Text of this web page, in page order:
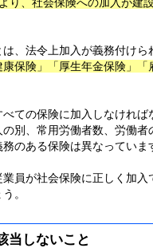
、法令上加入が義務付けら
康保険」「厚生年金保険」「
ての保険に加入しなければ
別、常用労働者数、労働者
のある保険は異なっていま
員が社会保険に正しく加入
。
当しないこと